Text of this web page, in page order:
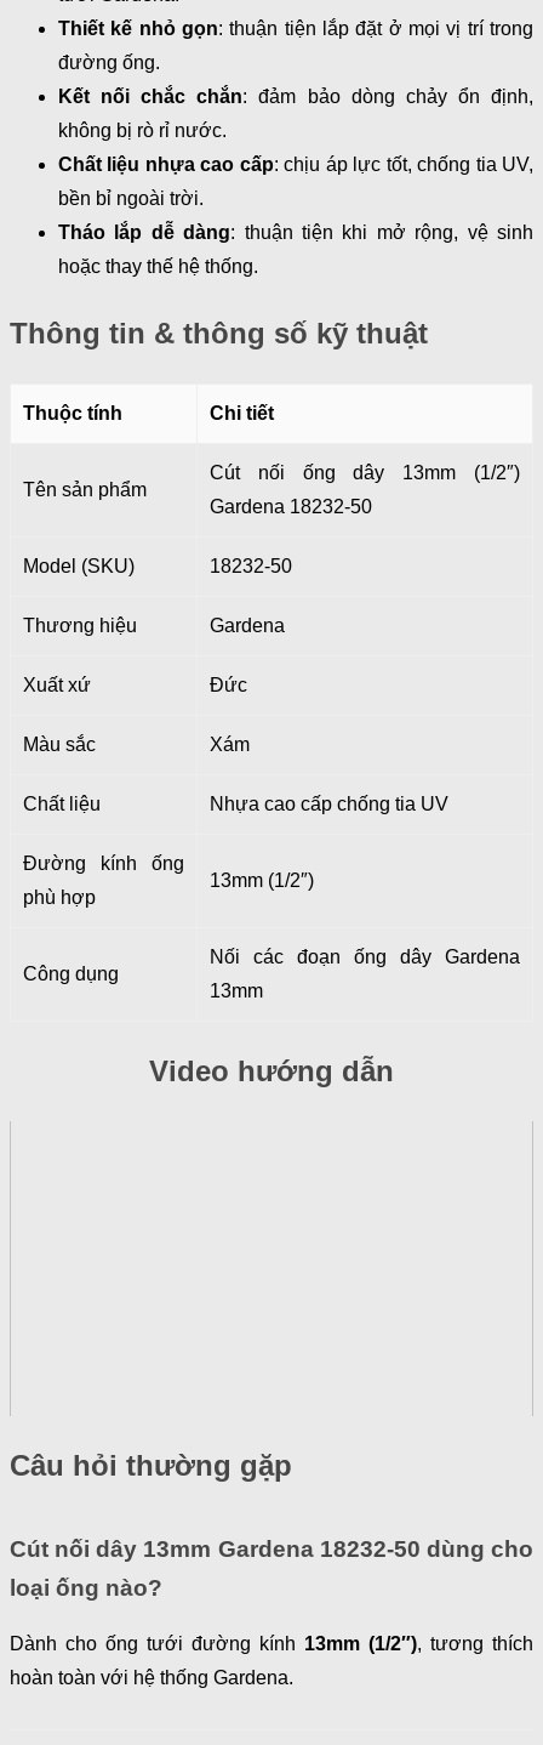
Thiết kế nhỏ gọn: thuận tiện lắp đặt ở mọi vị trí trong
đường ống.
Kết nối chắc chắn: đảm bảo dòng chảy ổn định,
không bị rò rỉ nước.
Chất liệu nhựa cao cấp: chịu áp lực tốt, chống tia UV,
bền bỉ ngoài trời.
Tháo lắp dễ dàng: thuận tiện khi mở rộng, vệ sinh
hoặc thay thế hệ thống.
Thông tin & thông số kỹ thuật
Thuộc tính Chi tiết
Tên sản phẩm
Cút nối ống dây 13mm (1/2″)
Gardena 18232-50
Model (SKU) 18232-50
Thương hiệu Gardena
Xuất xứ Đức
Màu sắc Xám
Chất liệu Nhựa cao cấp chống tia UV
Đường kính ống
phù hợp
13mm (1/2″)
Công dụng
Nối các đoạn ống dây Gardena
13mm
Video hướng dẫn
Câu hỏi thường gặp
Cút nối dây 13mm Gardena 18232-50 dùng cho
loại ống nào?
Dành cho ống tưới đường kính 13mm (1/2″), tương thích
hoàn toàn với hệ thống Gardena.